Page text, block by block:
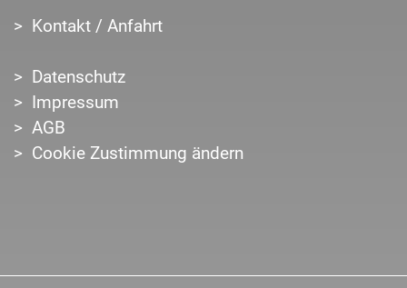
Kontakt / Anfahrt
Datenschutz
Impressum
AGB
Cookie Zustimmung ändern